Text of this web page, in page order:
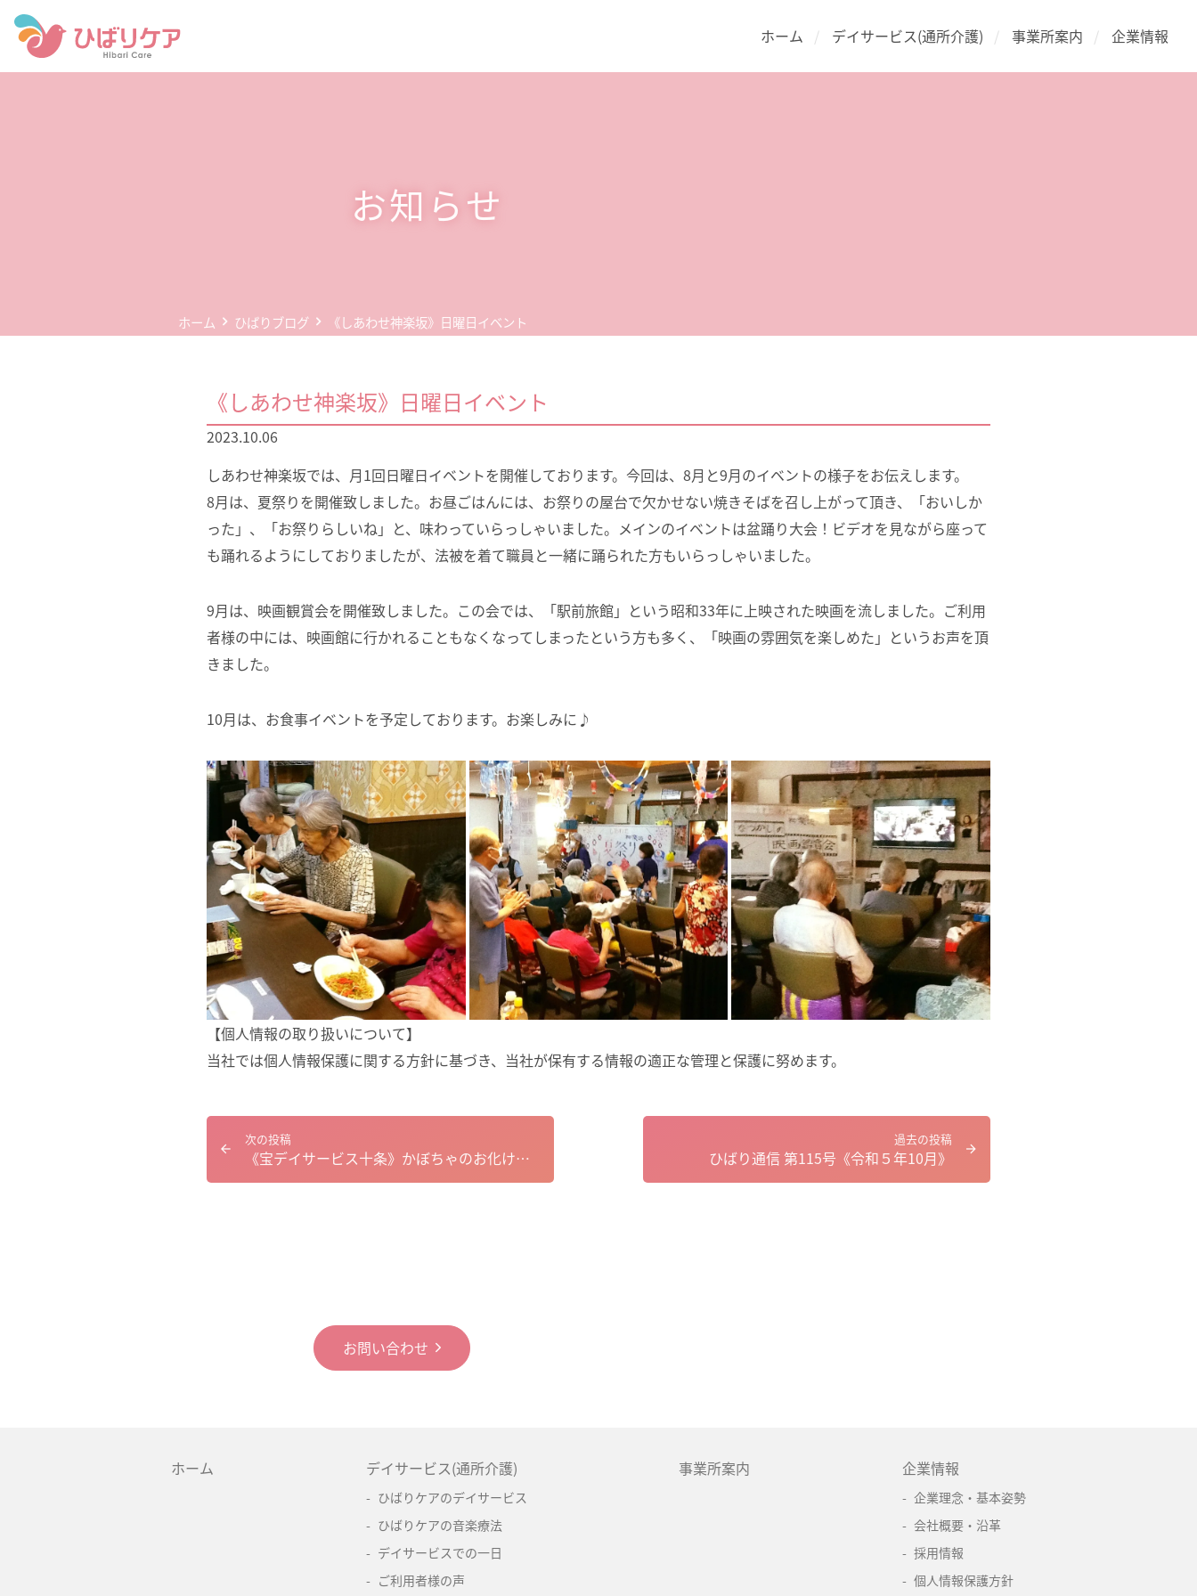
ホーム デイサービス(通所介護) 事業所案内 企業情報
お知らせ
ホーム ひばりブログ 《しあわせ神楽坂》日曜日イベント
《しあわせ神楽坂》日曜日イベント
2023.10.06
しあわせ神楽坂では、月1回日曜日イベントを開催しております。今回は、8月と9月のイベントの様子をお伝えします。
8月は、夏祭りを開催致しました。お昼ごはんには、お祭りの屋台で欠かせない焼きそばを召し上がって頂き、「おいしか
った」、「お祭りらしいね」と、味わっていらっしゃいました。メインのイベントは盆踊り大会！ビデオを見ながら座って
も踊れるようにしておりましたが、法被を着て職員と一緒に踊られた方もいらっしゃいました。
9月は、映画観賞会を開催致しました。この会では、「駅前旅館」という昭和33年に上映された映画を流しました。ご利用
者様の中には、映画館に行かれることもなくなってしまったという方も多く、「映画の雰囲気を楽しめた」というお声を頂
きました。
10月は、お食事イベントを予定しております。お楽しみに♪
【個人情報の取り扱いについて】
当社では個人情報保護に関する方針に基づき、当社が保有する情報の適正な管理と保護に努めます。
過去の投稿
ひばり通信 第115号《令和５年10月》
次の投稿
《宝デイサービス十条》かぼちゃのお化け作り
お問い合わせ
ホーム デイサービス(通所介護)
ひばりケアのデイサービス
ひばりケアの音楽療法
デイサービスでの一日
ご利用者様の声
事業所案内 企業情報
企業理念・基本姿勢
会社概要・沿革
採用情報
個人情報保護方針